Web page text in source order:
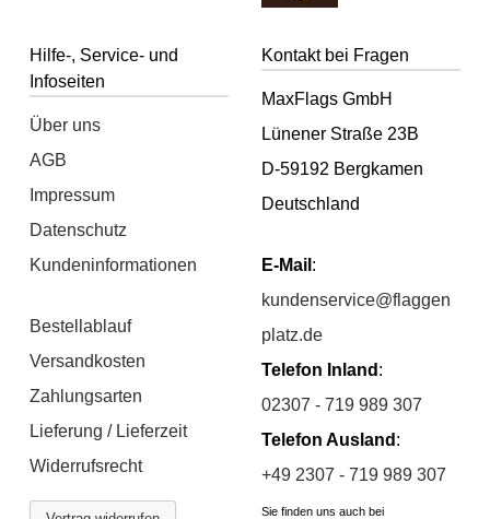
Hilfe-, Service- und
Infoseiten
Über uns
AGB
Impressum
Datenschutz
Kundeninformationen
Bestellablauf
Versandkosten
Zahlungsarten
Lieferung / Lieferzeit
Widerrufsrecht
Kontakt bei Fragen
MaxFlags GmbH
Lünener Straße 23B
D-59192 Bergkamen
Deutschland
E-Mail :
kundenservice@flaggen
platz.de
Telefon Inland :
02307 - 719 989 307
Telefon Ausland :
+49 2307 - 719 989 307
Sie finden uns auch bei